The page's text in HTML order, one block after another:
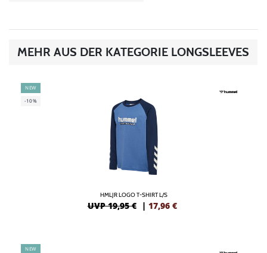
MEHR AUS DER KATEGORIE LONGSLEEVES
NEW
-10%
HMLJR LOGO T-SHIRT L/S
UVP 19,95 € | 17,96 €
NEW